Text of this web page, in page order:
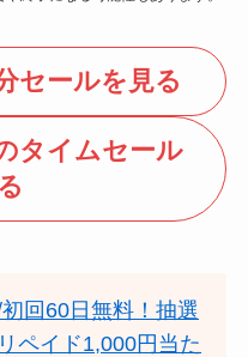
セールを見る
タイムセール
回60日無料！抽選
ペイド1,000円当た